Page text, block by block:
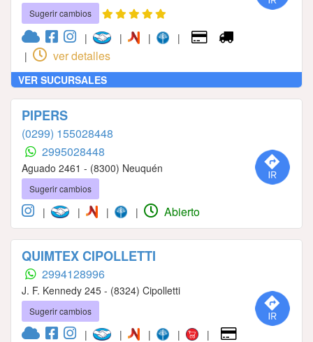
Sugerir cambios
| | |
|
|
ver detalles
VER SUCURSALES
PIPERS
(0299) 155028448
2995028448
Aguado 2461 - (8300) Neuquén
Sugerir cambios
| | | | Abierto
QUIMTEX CIPOLLETTI
2994128996
J. F. Kennedy 245 - (8324) Cipolletti
Sugerir cambios
| | | |
|